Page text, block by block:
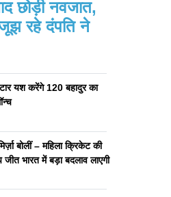
छोड़ी नवजात,
रहे दंपति ने
यश करेंगे 120 बहादुर का
बोलीं – महिला क्रिकेट की
जीत भारत में बड़ा बदलाव लाएगी